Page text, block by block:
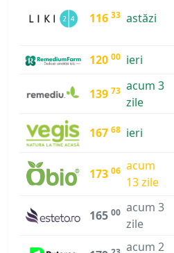
116 33 astăzi
120 00 ieri
139 73 acum 3
zile
167 68 ieri
173 06 acum
13 zile
165 00 acum 3
zile
acum 2